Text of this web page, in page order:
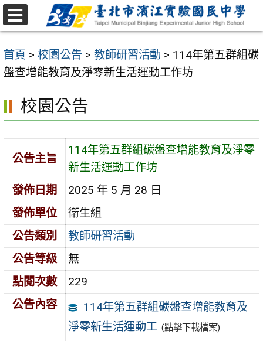
跳
至
要
內
區
首頁 > 校園公告 > 教師研習活動 > 114年第五群組碳
盤查增能教育及淨零新生活運動工作坊
校園公告
公告主旨
114年第五群組碳盤查增能教育及淨零
新生活運動工作坊
發佈日期
2025 年 5 月 28 日
發佈單位
衛生組
公告類別
教師研習活動
公告等級
無
點閱次數
229
公告內容
114年第五群組碳盤查增能教育及
淨零新生活運動工 (點擊下載檔案)
選
單